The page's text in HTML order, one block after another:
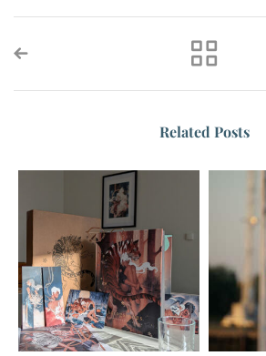
Related Posts